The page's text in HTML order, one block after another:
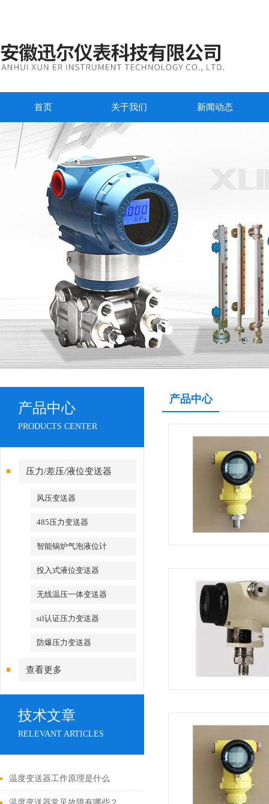
首页 关于我们 新闻动态
产品中心
PRODUCTS CENTER
压力/差压/液位变送器
风压变送器
485压力变送器
智能锅炉气泡液位计
投入式液位变送器
无线温压一体变送器
sil认证压力变送器
防爆压力变送器
查看更多
技术文章
RELEVANT ARTICLES
温度变送器工作原理是什么
产品中心